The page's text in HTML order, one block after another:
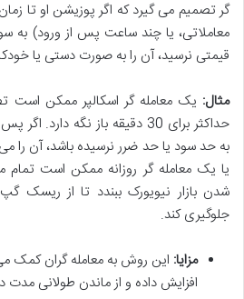
گر تصمیم می گیرد که اگر پوزیشن او تا
معاملاتی، یا چند ساعت پس از ورود) به
قیمتی نرسید، آن را به صورت دستی یا
مثال: یک معامله گر اسکالپر ممکن است
به حد سود یا حد ضرر نرسیده باشد، آن را
یا یک معامله گر روزانه ممکن است تمام
شدن بازار نیویورک ببندد تا از
جلوگیری کند.
مزایا: این روش به معامله گران کمک
افزایش داده و از ماندن طولانی مدت